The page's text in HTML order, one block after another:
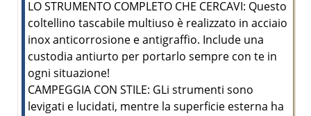
LO STRUMENTO COMPLETO CHE CERCAVI: Questo
coltellino tascabile multiuso è realizzato in acciaio
inox anticorrosione e antigraffio. Include una
custodia antiurto per portarlo sempre con te in
ogni situazione!
CAMPEGGIA CON STILE: GLi strumenti sono
levigati e lucidati, mentre la superficie esterna ha